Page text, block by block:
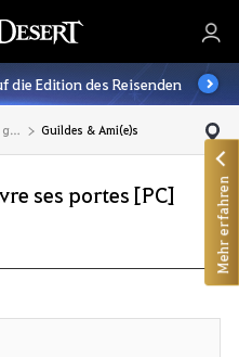
die Edition des Reisenden
Discussion générale Guildes & Ami(e)s
ses portes [PC] Mehr erfahren